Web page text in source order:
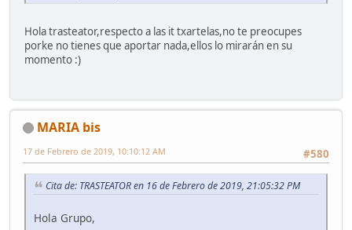
Hola trasteator,respecto a las it txartelas,no te preocupes
porke no tienes que aportar nada,ellos lo mirarán en su
momento :)
MARIA bis
#580
17 de Febrero de 2019, 10:10:12 AM
Cita de: TRASTEATOR en 16 de Febrero de 2019, 21:05:32 PM
Hola Grupo,